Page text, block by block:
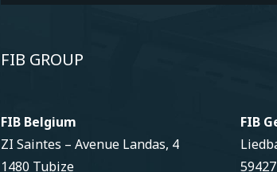
FIB GROUP
FIB Belgium
ZI Saintes – Avenue Landas, 4
1480 Tubize
FIB